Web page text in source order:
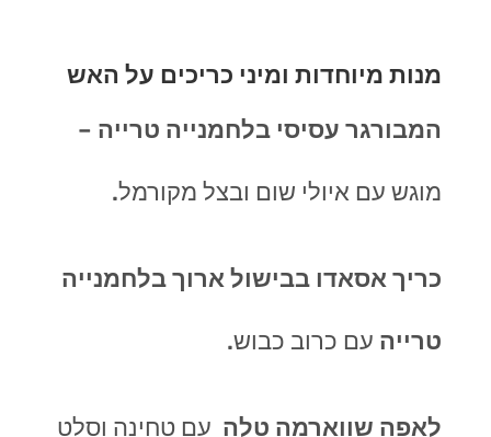
מנות מיוחדות ומיני כריכים על האש
המבורגר עסיסי בלחמנייה טרייה –
מוגש עם איולי שום ובצל מקורמל.
כריך אסאדו בבישול ארוך בלחמנייה
טרייה עם כרוב כבוש.
לאפה שווארמה טלה עם טחינה וסלט